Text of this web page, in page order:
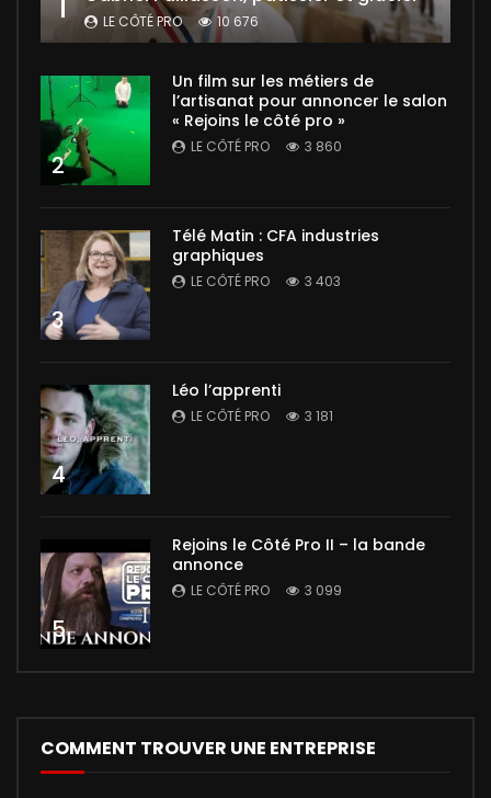
LE CÔTÉ PRO 10 676
2
Un film sur les métiers de
l’artisanat pour annoncer le salon
« Rejoins le côté pro »
LE CÔTÉ PRO 3 860
3
Télé Matin : CFA industries
graphiques
LE CÔTÉ PRO 3 403
4
Léo l’apprenti
LE CÔTÉ PRO 3 181
5
Rejoins le Côté Pro II – la bande
annonce
LE CÔTÉ PRO 3 099
COMMENT TROUVER UNE ENTREPRISE